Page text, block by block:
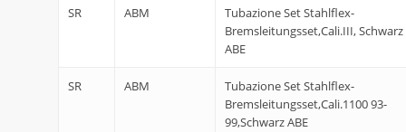
SR ABM
Tubazione Set Stahlflex-
Bremsleitungsset,Cali.III, Schwarz
ABE
SR ABM
Tubazione Set Stahlflex-
Bremsleitungsset,Cali.1100 93-
99,Schwarz ABE